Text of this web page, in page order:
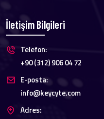
İletişim Bilgileri
Telefon:
+90 (312) 906 04 72
E-posta:
info@keycyte.com
Adres: